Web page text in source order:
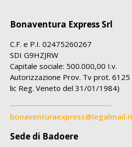
Bonaventura Express Srl
C.F. e P.I. 02475260267
SDI G9HZJRW
Capitale sociale: 500.000,00 I.v.
Autorizzazione Prov. Tv prot.
lic Reg. Veneto del 31/01/1984)
bonaventuraexpress@legalmail.it
Sede di Badoere